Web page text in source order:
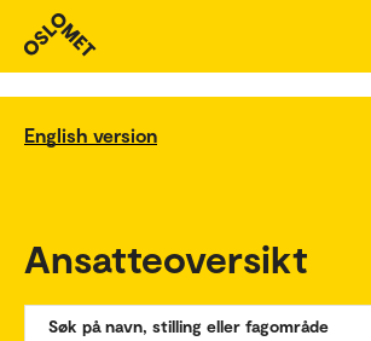
English version
Ansatteoversikt
Søk på navn, stilling eller fagområde